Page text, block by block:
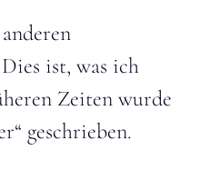
ist, was ich
Zeiten wurde
geschrieben.